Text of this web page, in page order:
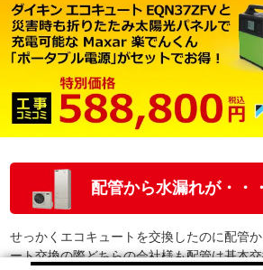
配管から水漏れが・・
せっかくエコキュートを交換したのに配管
ート交換の際どちらの会社様も配管は基本